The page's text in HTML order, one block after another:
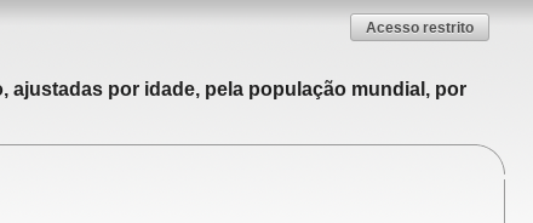
Acesso restrito
ajustadas por idade, pela população mundial, por